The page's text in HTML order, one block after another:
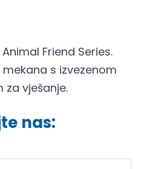
Friend Series.
s izvezenom
za vješanje.
nas: